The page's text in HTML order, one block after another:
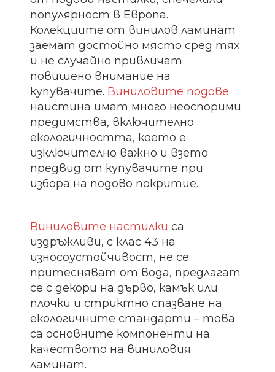
популярност в Европа.
Колекциите от винилов ламинат
заемат достойно място сред тях
и не случайно привличат
повишено внимание на
купувачите. Виниловите подове
наистина имат много неоспорими
предимства, включително
екологичността, което е
изключително важно и взето
предвид от купувачите при
избора на подово покритие.
Виниловите настилки са
издръжливи, с клас 43 на
износоустойчивост, не се
притесняват от вода, предлагат
се с декори на дърво, камък или
плочки и стриктно спазване на
екологичните стандарти – това
са основните компоненти на
качеството на виниловия
ламинат.